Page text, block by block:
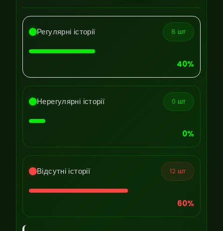
Регулярні історії 8 шт
40%
Нерегулярні історії 0 шт
0%
Відсутні історії 12 шт
60%